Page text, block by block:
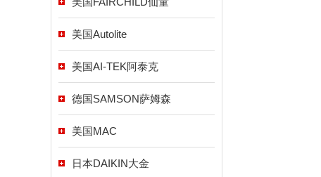
美国Autolite
美国AI-TEK阿泰克
德国SAMSON萨姆森
美国MAC
日本DAIKIN大金